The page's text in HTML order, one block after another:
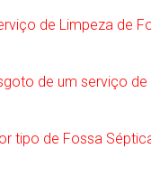
de Limpeza de
de um serviço
tipo de Fossa